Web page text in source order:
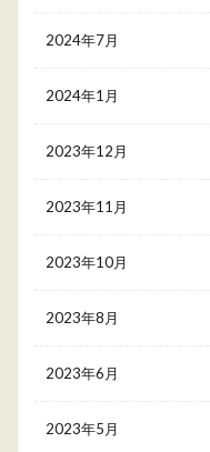
2024年7月
2024年1月
2023年12月
2023年11月
2023年10月
2023年8月
2023年6月
2023年5月